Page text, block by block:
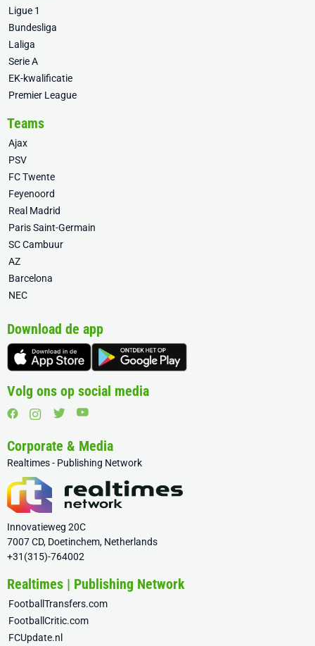
Ligue 1
Bundesliga
Laliga
Serie A
EK-kwalificatie
Premier League
Teams
Ajax
PSV
FC Twente
Feyenoord
Real Madrid
Paris Saint-Germain
SC Cambuur
AZ
Barcelona
NEC
Download de app
Volg ons op social media
Corporate & Media
Realtimes - Publishing Network
Innovatieweg 20C
7007 CD, Doetinchem, Netherlands
+31(315)-764002
Realtimes | Publishing Network
FootballTransfers.com
FootballCritic.com
FCUpdate.nl